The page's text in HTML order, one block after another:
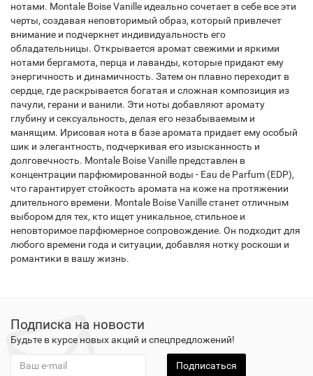
нотами. Montale Boise Vanille идеально сочетает в себе все эти
черты, создавая неповторимый образ, который привлечет
внимание и подчеркнет индивидуальность его
обладательницы. Открывается аромат свежими и яркими
нотами бергамота, перца и лаванды, которые придают ему
энергичность и динамичность. Затем он плавно переходит в
сердце, где раскрывается богатая и сложная композиция из
пачули, герани и ванили. Эти ноты добавляют аромату
глубину и сексуальность, делая его незабываемым и
манящим. Ирисовая нота в базе аромата придает ему особый
шик и элегантность, подчеркивая его изысканность и
долговечность. Montale Boise Vanille представлен в
концентрации парфюмированной воды - Eau de Parfum (EDP),
что гарантирует стойкость аромата на коже на протяжении
длительного времени. Montale Boise Vanille станет отличным
выбором для тех, кто ищет уникальное, стильное и
неповторимое парфюмерное сопровождение. Он подходит для
любого времени года и ситуации, добавляя нотку роскоши и
романтики в вашу жизнь.
Подписка на новости
Будьте в курсе новых акций и спецпредложений!
Подписаться